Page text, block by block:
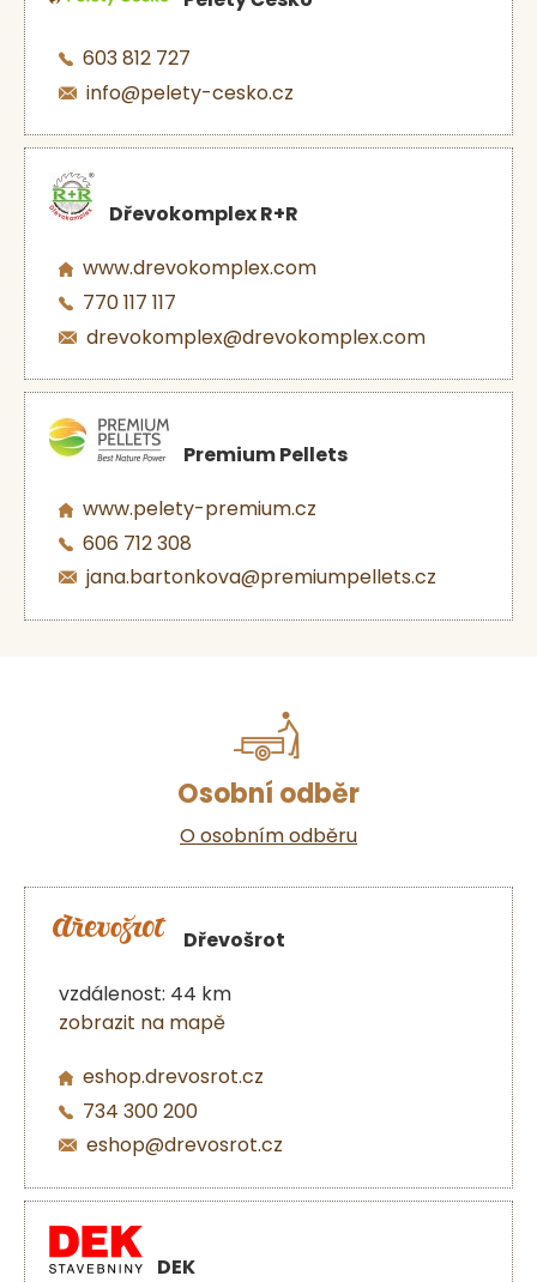
603 812 727
info@pelety-cesko.cz
Dřevokomplex R+R
www.drevokomplex.com
770 117 117
drevokomplex@drevokomplex.com
Premium Pellets
www.pelety-premium.cz
606 712 308
jana.bartonkova@premiumpellets.cz
Osobní odběr
O osobním odběru
Dřevošrot
vzdálenost: 44 km
zobrazit na mapě
eshop.drevosrot.cz
734 300 200
eshop@drevosrot.cz
DEK